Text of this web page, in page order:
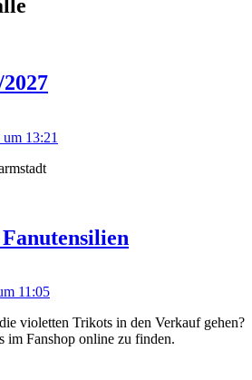
13:21
11:05
violetten Trikots in den Verkauf gehen?
im Fanshop online zu finden.